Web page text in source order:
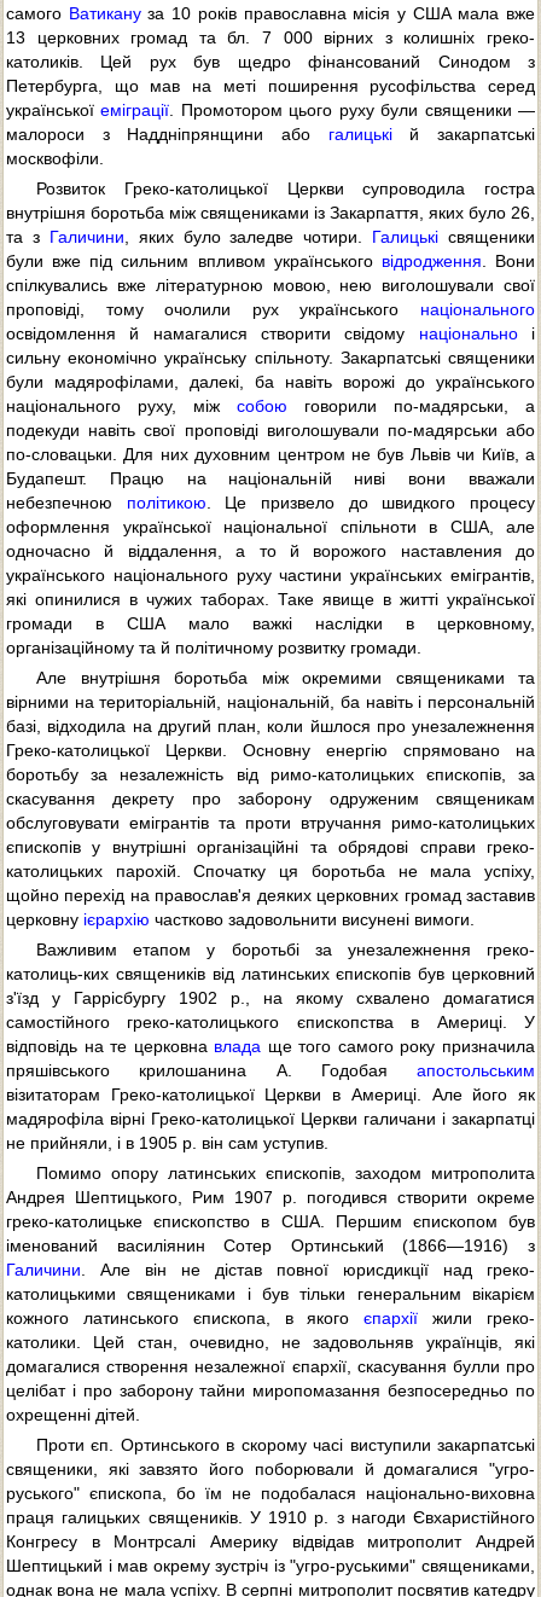
самого Ватикануза 10 років православна місія у США мала вже
13 церковних громад та бл. 7 000 вірних з колишніх греко-
католиків. Цей рух був щедро фінансований Синодом з
Петербурга, що мав на меті поширення русофільства серед
українськоїеміграції . Промотором цього руху були священики —
малороси з Наддніпрянщини або галицькій закарпатські
москвофіли.
Розвиток Греко-католицької Церкви супроводила гостра
внутрішня боротьба між священиками із Закарпаття, яких було 26,
та з Галичини , яких було заледве чотири. Галицькі священики
були вже під сильним впливом українського відродження . Вони
спілкувались вже літературною мовою, нею виголошували свої
проповіді, тому очолили рух українського національного
освідомлення й намагалися створити свідому національноі
сильну економічно українську спільноту. Закарпатські священики
були мадярофілами, далекі, ба навіть ворожі до українського
національного руху, між собою говорили по-мадярськи, а
подекуди навіть свої проповіді виголошували по-мадярськи або
по-словацьки. Для них духовним центром не був Львів чи Київ, а
Будапешт. Працю на національній ниві вони вважали
небезпечною політикою . Це призвело до швидкого процесу
оформлення української національної спільноти в США, але
одночасно й віддалення, а то й ворожого наставления до
українського національного руху частини українських емігрантів,
які опинилися в чужих таборах. Таке явище в житті української
громади в США мало важкі наслідки в церковному,
організаційному та й політичному розвитку громади.
Але внутрішня боротьба між окремими священиками та
вірними на територіальній, національній, ба навіть і персональній
базі, відходила на другий план, коли йшлося про унезалежнення
Греко-католицької Церкви. Основну енергію спрямовано на
боротьбу за незалежність від римо-католицьких єпископів, за
скасування декрету про заборону одруженим священикам
обслуговувати емігрантів та проти втручання римо-католицьких
єпископів у внутрішні організаційні та обрядові справи греко-
католицьких парохій. Спочатку ця боротьба не мала успіху,
щойно перехід на православ'я деяких церковних громад заставив
церковну ієрархію частково задовольнити висунені вимоги.
Важливим етапом у боротьбі за унезалежнення греко-
католиць-ких священиків від латинських єпископів був церковний
з'їзд у Гаррісбургу 1902 р., на якому схвалено домагатися
самостійного греко-католицького єпископства в Америці. У
відповідь на те церковна влада ще того самого року призначила
пряшівського крилошанина А. Годобая апостольським
візитаторам Греко-католицької Церкви в Америці. Але його як
мадярофіла вірні Греко-католицької Церкви галичани і закарпатці
не прийняли, і в 1905 р. він сам уступив.
Помимо опору латинських єпископів, заходом митрополита
Андрея Шептицького, Рим 1907 р. погодився створити окреме
греко-католицьке єпископство в США. Першим єпископом був
іменований василіянин Сотер Ортинський (1866—1916) з
Галичини . Але він не дістав повної юрисдикції над греко-
католицькими священиками і був тільки генеральним вікарієм
кожного латинського єпископа, в якогоєпархії жили греко-
католики. Цей стан, очевидно, не задовольняв українців, які
домагалися створення незалежної єпархії, скасування булли про
целібат і про заборону тайни миропомазання безпосередньо по
охрещенні дітей.
Проти єп. Ортинського в скорому часі виступили закарпатські
священики, які завзято його поборювали й домагалися "угро-
руського" єпископа, бо їм не подобалася національно-виховна
праця галицьких священиків. У 1910 р. з нагоди Євхаристійного
Конгресу в Монтрсалі Америку відвідав митрополит Андрей
Шептицький і мав окрему зустріч із "угро-руськими" священиками,
однак вона не мала успіху. В серпні митрополит посвятив катедру